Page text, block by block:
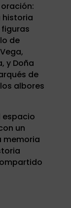
historia
de
y Doña
de
albores
espacio
un
memoria